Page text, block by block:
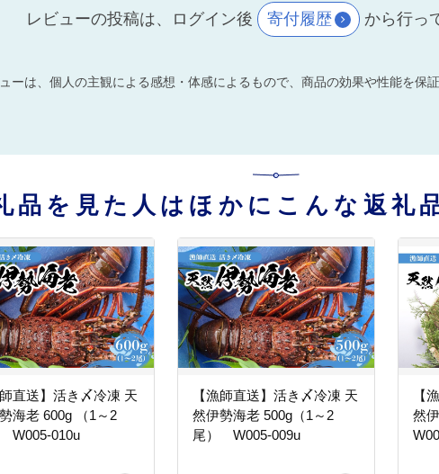
レビューの投稿は、ログイン後 寄付履歴 から行っ
ーは、個人の主観による感想・体感によるもので、商品の効果や性能を保
品を見た人はほかにこんな返礼
師直送】活き〆冷凍 天
海老 600g （1～2
W005-010u
【漁師直送】活き〆冷凍 天
然伊勢海老 500g（1～2
尾） W005-009u
【
然